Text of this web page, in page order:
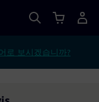
로 보시겠습니까?